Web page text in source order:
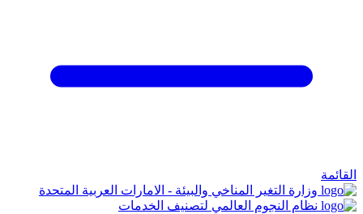
القائمة
وزارة التغير المناخي والبيئة - الامارات العربية المتحدة
نظام النجوم العالمي لتصنيف الخدمات